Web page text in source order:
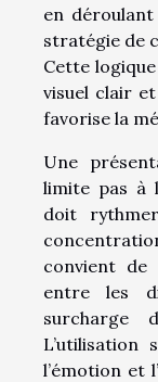
en
stratégie de
Cette
visuel clair
favorise la
Une
limite pas à
doit
convient
entre les
surcharge
L’utilisation
l’émotion et